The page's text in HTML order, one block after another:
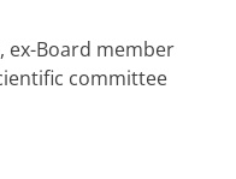
ex-Board member
committee